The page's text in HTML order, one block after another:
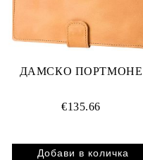
ДАМСКО ПОРТМОНЕ
€135.66